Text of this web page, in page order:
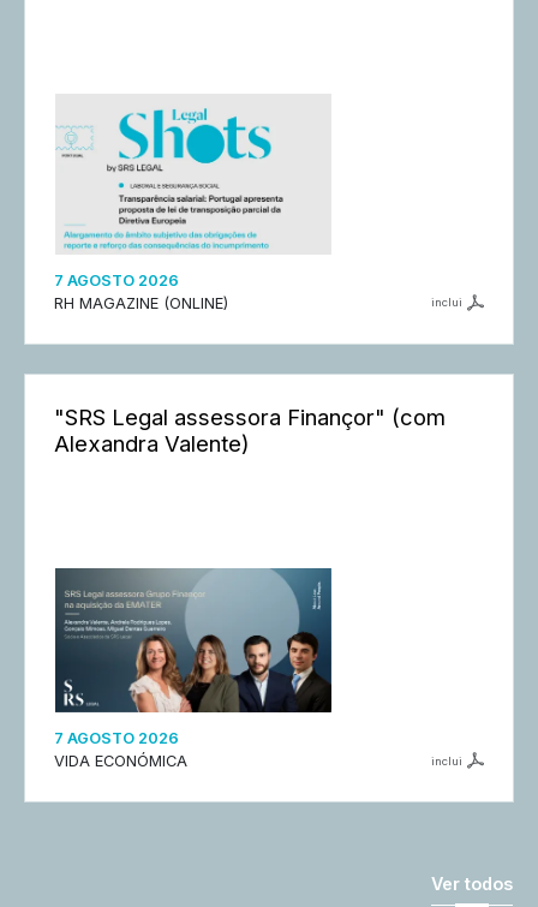
7 AGOSTO 2026
RH MAGAZINE (ONLINE)
inclui
"SRS Legal assessora Finançor" (com
Alexandra Valente)
7 AGOSTO 2026
VIDA ECONÓMICA
inclui
Ver todos